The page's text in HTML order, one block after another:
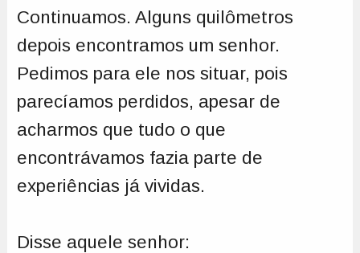
Continuamos. Alguns quilômetros
depois encontramos um senhor.
Pedimos para ele nos situar, pois
parecíamos perdidos, apesar de
acharmos que tudo o que
encontrávamos fazia parte de
experiências já vividas.
Disse aquele senhor: